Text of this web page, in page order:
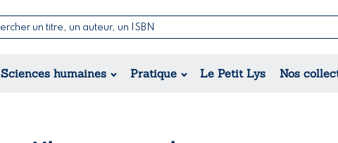
Sciences humaines Pratique Le Petit Lys Nos
Romance
Jeunesse
Nouvelles & Contes
Théâtre